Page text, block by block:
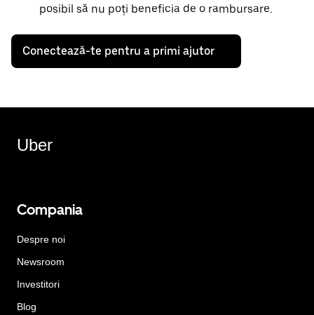
posibil să nu poți beneficia de o rambursare.
Conectează-te pentru a primi ajutor
Uber
Compania
Despre noi
Newsroom
Investitori
Blog